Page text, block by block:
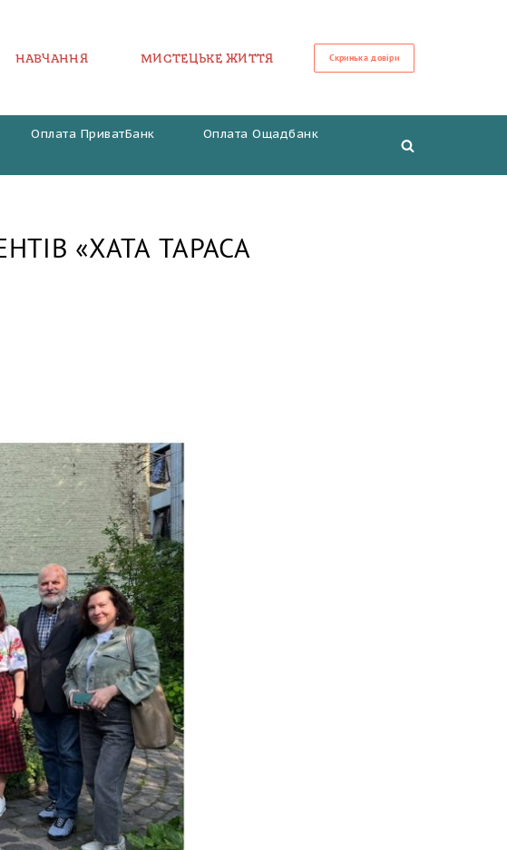
НАВЧАННЯ МИСТЕЦЬКЕ ЖИТТЯ Скринька довіри
Оплата ПриватБанк
Оплата Ощадбанк
«ХАТА ТАРАСА